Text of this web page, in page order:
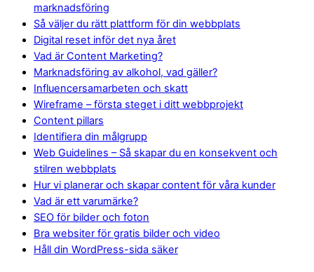
marknadsföring
Så väljer du rätt plattform för din webbplats
Digital reset inför det nya året
Vad är Content Marketing?
Marknadsföring av alkohol, vad gäller?
Influencersamarbeten och skatt
Wireframe – första steget i ditt webbprojekt
Content pillars
Identifiera din målgrupp
Web Guidelines – Så skapar du en konsekvent och
stilren webbplats
Hur vi planerar och skapar content för våra kunder
Vad är ett varumärke?
SEO för bilder och foton
Bra websiter för gratis bilder och video
Håll din WordPress-sida säker